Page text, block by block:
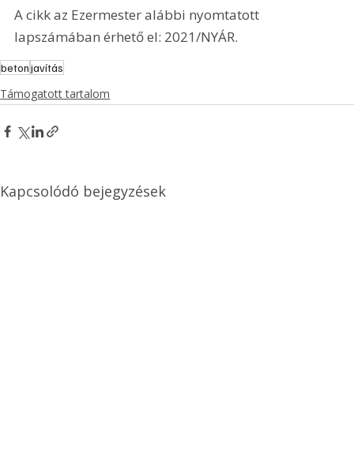
A cikk az Ezermester alábbi nyomtatott
lapszámában érhető el: 2021/NYÁR.
betonjavítás
Támogatott tartalom
Kapcsolódó bejegyzések